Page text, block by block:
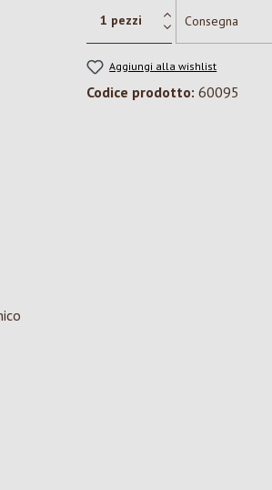
Aggiungi alla wishlist
Codice prodotto: 60095